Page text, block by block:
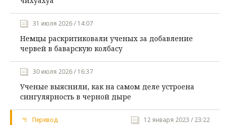
31 июля 2026 / 14:07
Немцы раскритиковали ученых за добавление
червей в баварскую колбасу
30 июля 2026 / 16:37
Ученые выяснили, как на самом деле устроена
сингулярность в черной дыре
Перевод 12 января 2023 / 23:22